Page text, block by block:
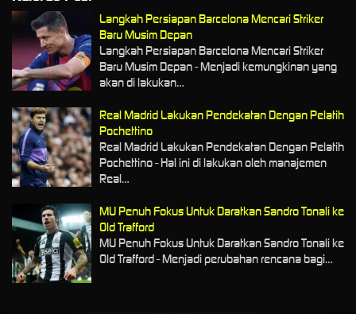
Langkah Persiapan Barcelona Mencari Striker
Baru Musim Depan
Langkah Persiapan Barcelona Mencari Striker
Baru Musim Depan - Menjadi kemungkinan yang
akan di lakukan…
Real Madrid Lakukan Pendekatan Dengan Pelatih
Pochettino
Real Madrid Lakukan Pendekatan Dengan Pelatih
Pochettino - Hal ini di lakukan oleh manajemen
Real…
MU Penuh Fokus Untuk Daratkan Sandro Tonali ke
Old Trafford
MU Penuh Fokus Untuk Daratkan Sandro Tonali ke
Old Trafford - Menjadi perubahan rencana bagi…